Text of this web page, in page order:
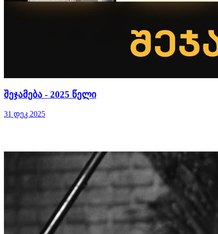
შეჯამება - 2025 წელი
31 დეკ 2025